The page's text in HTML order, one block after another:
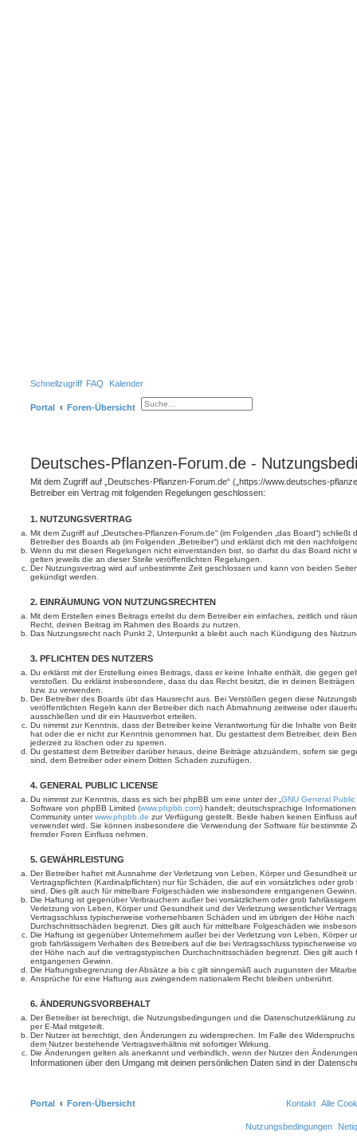
Schnellzugriff FAQ Kalender
Portal Foren-Übersicht
t
S
e
Deutsches-Pflanzen-Forum.de -
Mit dem Zugriff auf „Deutsches-Pflanzen-Forum.de“ („https://www.deutsches-
Betreiber ein Vertrag mit folgenden Regelungen geschlossen:
1. NUTZUNGSVERTRAG
Mit dem Zugriff auf „Deutsches-Pflanzen-Forum.de“ (im Folgenden „das Board“)
Betreiber des Boards ab (im Folgenden „Betreiber“) und erklärst dich mit den
Wenn du mit diesen Regelungen nicht einverstanden bist, so darfst du das Board nicht
gelten jeweils die an dieser Stelle veröffentlichten Regelungen.
Der Nutzungsvertrag wird auf unbestimmte Zeit geschlossen und kann von beiden
gekündigt werden.
2. EINRÄUMUNG VON NUTZUNGSRECHTEN
Mit dem Erstellen eines Beitrags erteilst du dem Betreiber ein einfaches, zeitlich und
Recht, deinen Beitrag im Rahmen des Boards zu nutzen.
Das Nutzungsrecht nach Punkt 2, Unterpunkt a bleibt auch nach Kündigung des
3. PFLICHTEN DES NUTZERS
Du erklärst mit der Erstellung eines Beitrags, dass er keine Inhalte enthält, die gegen
verstoßen. Du erklärst insbesondere, dass du das Recht besitzt, die in deinen
bzw. zu verwenden.
Der Betreiber des Boards übt das Hausrecht aus. Bei Verstößen gegen diese
veröffentlichten Regeln kann der Betreiber dich nach Abmahnung zeitweise oder
ausschließen und dir ein Hausverbot erteilen.
Du nimmst zur Kenntnis, dass der Betreiber keine Verantwortung für die Inhalte von
hat oder die er nicht zur Kenntnis genommen hat. Du gestattest dem Betreiber, dein
jederzeit zu löschen oder zu sperren.
Du gestattest dem Betreiber darüber hinaus, deine Beiträge abzuändern, sofern sie
sind, dem Betreiber oder einem Dritten Schaden zuzufügen.
4. GENERAL PUBLIC LICENSE
Du nimmst zur Kenntnis, dass es sich bei phpBB um eine unter der „ GNU General
Software von phpBB Limited (www.phpbb.com) handelt; deutschsprachige
Community unterwww.phpbb.de zur Verfügung gestellt. Beide haben keinen Einfluss
verwendet wird. Sie können insbesondere die Verwendung der Software für bestimmte
fremder Foren Einfluss nehmen.
5. GEWÄHRLEISTUNG
Der Betreiber haftet mit Ausnahme der Verletzung von Leben, Körper und Gesundheit
Vertragspflichten (Kardinalpflichten) nur für Schäden, die auf ein vorsätzliches oder
sind. Dies gilt auch für mittelbare Folgeschäden wie insbesondere entgangenen Gewinn.
Die Haftung ist gegenüber Verbrauchern außer bei vorsätzlichem oder grob
Verletzung von Leben, Körper und Gesundheit und der Verletzung wesentlicher
Vertragsschluss typischerweise vorhersehbaren Schäden und im übrigen der Höhe
Durchschnittsschäden begrenzt. Dies gilt auch für mittelbare Folgeschäden wie
Die Haftung ist gegenüber Unternehmern außer bei der Verletzung von Leben, Körper
grob fahrlässigem Verhalten des Betreibers auf die bei Vertragsschluss typischerweise
der Höhe nach auf die vertragstypischen Durchschnittsschäden begrenzt. Dies gilt
entgangenen Gewinn.
Die Haftungsbegrenzung der Absätze a bis c gilt sinngemäß auch zugunsten der
Ansprüche für eine Haftung aus zwingendem nationalem Recht bleiben unberührt.
6. ÄNDERUNGSVORBEHALT
Der Betreiber ist berechtigt, die Nutzungsbedingungen und die Datenschutzerklärung
per E-Mail mitgeteilt.
Der Nutzer ist berechtigt, den Änderungen zu widersprechen. Im Falle des
dem Nutzer bestehende Vertragsverhältnis mit sofortiger Wirkung.
Die Änderungen gelten als anerkannt und verbindlich, wenn der Nutzer den
Informationen über den Umgang mit deinen persönlichen Daten sind in der
Portal Foren-Übersicht Alle
Kontakt
Nutzungsbedingungen